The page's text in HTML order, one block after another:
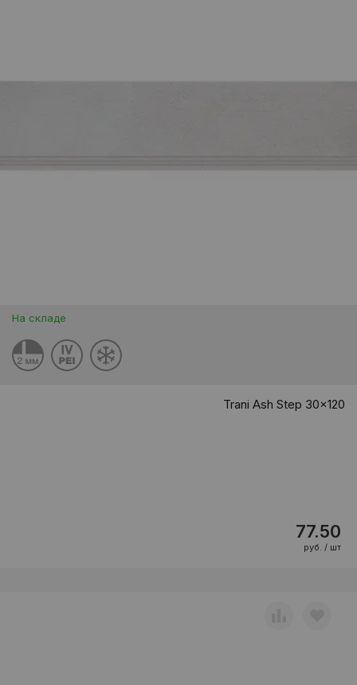
На складе
Trani Ash Step 30x120
77.50
руб. / шт